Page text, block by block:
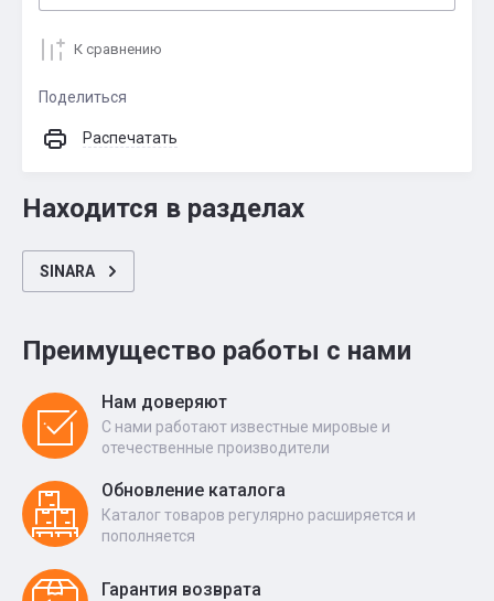
К сравнению
Поделиться
Распечатать
Находится в разделах
SINARA
Преимущество работы с нами
Нам доверяют
С нами работают известные мировые и
отечественные производители
Обновление каталога
Каталог товаров регулярно расширяется и
пополняется
Гарантия возврата